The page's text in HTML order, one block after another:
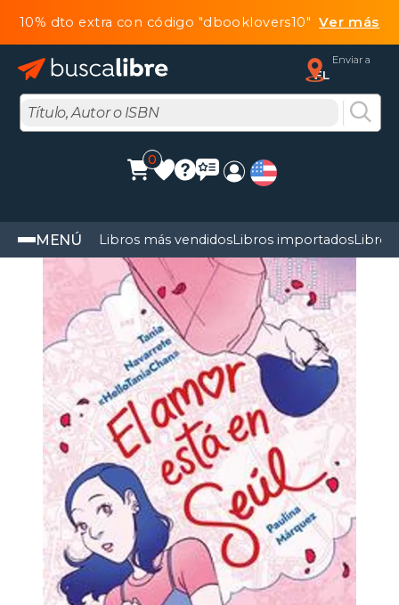
10% dto extra con código "dbooklovers10"Ver más
Enviar a
FL
0
MENÚ Libros más vendidosLibros importadosLibros